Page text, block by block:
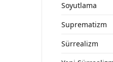
Soyutlama
Suprematizm
Sürrealizm